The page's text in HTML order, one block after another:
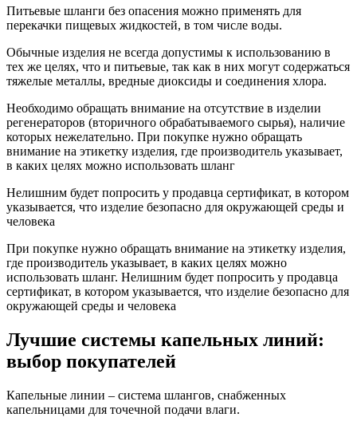
Питьевые шланги без опасения можно применять для
перекачки пищевых жидкостей, в том числе воды.
Обычные изделия не всегда допустимы к использованию в
тех же целях, что и питьевые, так как в них могут содержаться
тяжелые металлы, вредные диоксиды и соединения хлора.
Необходимо обращать внимание на отсутствие в изделии
регенераторов (вторичного обрабатываемого сырья), наличие
которых нежелательно. При покупке нужно обращать
внимание на этикетку изделия, где производитель указывает,
в каких целях можно использовать шланг
Нелишним будет попросить у продавца сертификат, в котором
указывается, что изделие безопасно для окружающей среды и
человека
При покупке нужно обращать внимание на этикетку изделия,
где производитель указывает, в каких целях можно
использовать шланг. Нелишним будет попросить у продавца
сертификат, в котором указывается, что изделие безопасно для
окружающей среды и человека
Лучшие системы капельных линий:
выбор покупателей
Капельные линии – система шлангов, снабженных
капельницами для точечной подачи влаги.